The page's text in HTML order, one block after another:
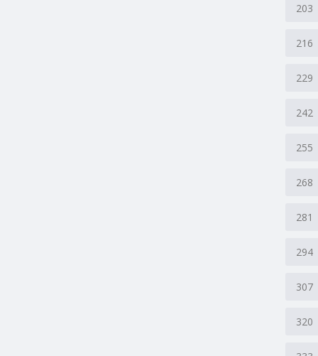
203
216
229
242
255
268
281
294
307
320